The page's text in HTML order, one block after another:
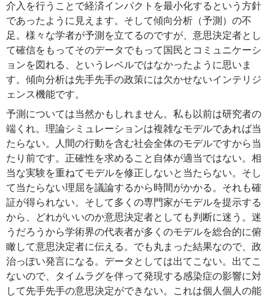
介入を行うことで経済インパクトを最小化するという方針
であったように見えます。そして傾向分析（予測）の不
足。様々な学者が予測を立てるのですが、意思決定者とし
て確信をもってそのデータでもって国民とコミュニケーシ
ョンを図れる、というレベルではなかったように思いま
す。傾向分析は先手先手の政策には欠かせないインテリジ
ェンス機能です。
予測については当然かもしれません。私も以前は研究者の
端くれ。理論シミュレーションは複雑なモデルであれば当
たらない。人間の行動を含む社会全体のモデルですから当
たり前です。正確性を求めること自体が適当ではない。相
当な実験を重ねてモデルを修正しないと当たらない。そし
て当たらない理屈を議論するから時間がかかる。それも確
証が得られない。そして多くの専門家がモデルを提示する
から、どれがいいのか意思決定者としても判断に迷う。迷
うだろうから学術界の代表者が多くのモデルを総合的に俯
瞰して意思決定者に伝える。でも丸まった結果なので、政
治っぽい発言になる。データとしては出てこない。出てこ
ないので、タイムラグを伴って発現する感染症の影響に対
して先手先手の意思決定ができない。これは個人個人の能